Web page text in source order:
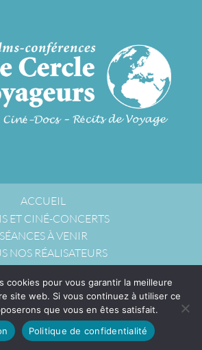
ACCUEIL
ET CINÉ-CONCERTS
SÉANCES À VENIR
NOS RÉALISATEURS
CONTACTER
DE CONFIDENTIALITÉ
des Voyageurs - WordPress L'aventurier viking
cookies pour vous garantir la meilleure
site web. Si vous continuez à utiliser ce
que vous en êtes satisfait.
Politique de confidentialité